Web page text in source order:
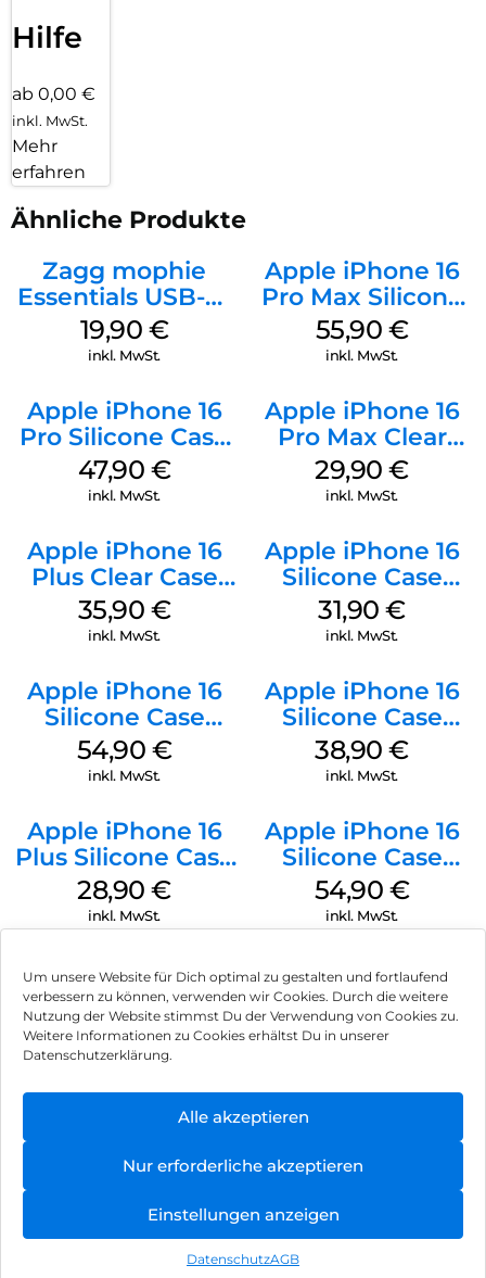
Um unsere Website für Dich optimal zu gestalten und fortlaufend
verbessern zu können, verwenden wir Cookies. Durch die weitere
Nutzung der Website stimmst Du der Verwendung von Cookies zu.
Weitere Informationen zu Cookies erhältst Du in unserer
Datenschutzerklärung.
Alle akzeptieren
Nur erforderliche akzeptieren
Einstellungen anzeigen
DatenschutzAGB
Hilfe
ab 0,00 €
inkl. MwSt.
Mehr
erfahren
Ähnliche Produkte
Zagg mophie
Essentials USB-C-
20W Charger PD
Weiß
19,90 €
inkl. MwSt.
Apple iPhone 16
Pro Max Silicone
Case MagSafe
Stone Gray
55,90 €
inkl. MwSt.
Apple iPhone 16
Pro Silicone Case
MagSafe Denim
47,90 €
inkl. MwSt.
Apple iPhone 16
Pro Max Clear
Case MagSafe
Transparent
29,90€
inkl. MwSt.
Apple iPhone 16
Plus Clear Case
MagSafe
Transparent
35,90 €
inkl. MwSt.
Apple iPhone 16
Silicone Case
MagSafe Fuchsia
31,90€
inkl. MwSt.
Apple iPhone 16
Silicone Case
MagSafe Lake
Green
54,90 €
inkl. MwSt.
Apple iPhone 16
Silicone Case
MagSafe
Ultramarine
38,90€
inkl. MwSt.
Apple iPhone 16
Plus Silicone Case
MagSafe Black
28,90€
inkl. MwSt.
Apple iPhone 16
Silicone Case
MagSafe Black
54,90 €
inkl. MwSt.
Impressum
Hinweis zur Batterieentsorgung
Newsletter
, Brodos AG – All Rights Reserved.